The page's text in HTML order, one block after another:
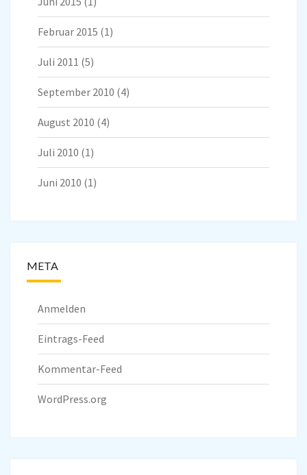
Februar 2015 (1)
Juli 2011 (5)
September 2010 (4)
August 2010 (4)
Juli 2010 (1)
Juni 2010 (1)
META
Anmelden
Eintrags-Feed
Kommentar-Feed
WordPress.org